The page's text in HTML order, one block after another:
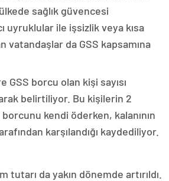
sağlık güvencesi
uyruklular ile işsizlik veya kısa
vatandaşlar da GSS kapsamına
borcu olan kişi sayısı
belirtiliyor. Bu kişilerin 2
borcunu kendi öderken, kalanının
karşılandığı kaydediliyor.
tutarı da yakın dönemde artırıldı.